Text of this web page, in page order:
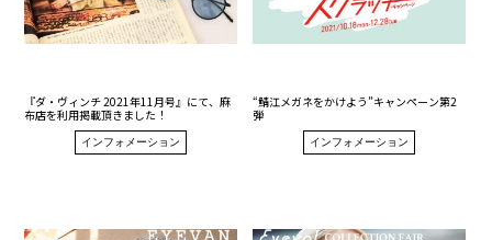
『ダ・ヴィンチ 2021年11月号』にて、麻
布店を利用掲載頂きました！
インフォメーション
“鯖江メガネをかけよう”キャンペーン第2
弾
インフォメーション